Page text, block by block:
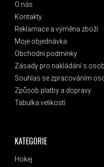
KATEGORIE
Hokej
O nás
Kontakty
Reklamace a výměna zboží
Moje objednávka
Obchodní podmínky
Zásady pro nakládání s
Souhlas se zpracováním
Způsob platby a dopravy
Tabulka velikostí